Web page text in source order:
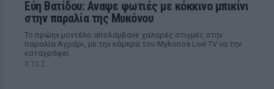
Εύη Βατίδου: Αναψε φωτιές με κόκκινο μπικίνι
στην παραλία της Μυκόνου
Το πρώην μοντέλο απολάμβανε χαλαρές στιγμές στην
παραλία Αγράρι, με την κάμερα του Mykonos Live TV να την
καταγράφει
ΧΤΕΣ